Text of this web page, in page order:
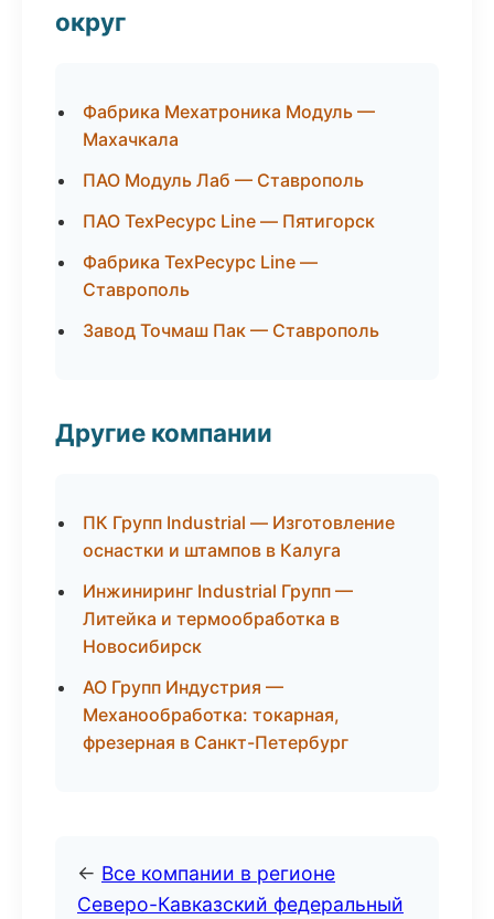
округ
Фабрика Мехатроника Модуль —
Махачкала
ПАО Модуль Лаб — Ставрополь
ПАО ТехРесурс Line — Пятигорск
Фабрика ТехРесурс Line —
Ставрополь
Завод Точмаш Пак — Ставрополь
Другие компании
ПК Групп Industrial — Изготовление
оснастки и штампов в Калуга
Инжиниринг Industrial Групп —
Литейка и термообработка в
Новосибирск
АО Групп Индустрия —
Механообработка: токарная,
фрезерная в Санкт-Петербург
← Все компании в регионе
Северо-Кавказский федеральный